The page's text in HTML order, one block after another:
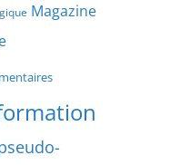
Magazine